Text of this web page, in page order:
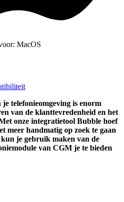
MacOS
telefonieomgeving is enorm
van de klanttevredenheid en het
onze integratietool Bubble hoef
meer handmatig op zoek te gaan
kun je gebruik maken van de
van CGM je te bieden